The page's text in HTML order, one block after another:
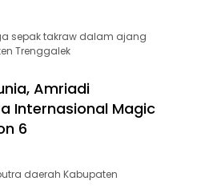
sepak takraw dalam ajang
Trenggalek
Amriadi
Internasional Magic
6
daerah Kabupaten